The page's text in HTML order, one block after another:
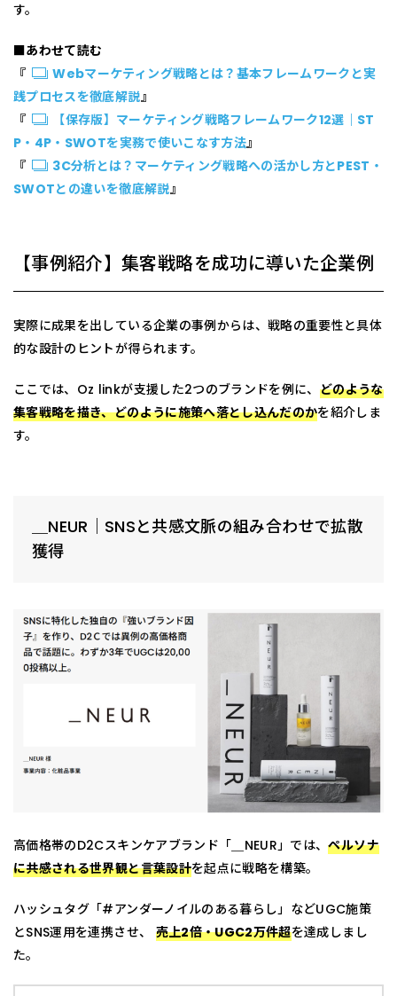
す。
■あわせて読む
『
Webマーケティング戦略とは？基本フレームワークと実
践プロセスを徹底解説』
『
【保存版】マーケティング戦略フレームワーク12選｜ST
P・4P・SWOTを実務で使いこなす方法』
『
3C分析とは？マーケティング戦略への活かし方とPEST・
SWOTとの違いを徹底解説』
【事例紹介】集客戦略を成功に導いた企業例
実際に成果を出している企業の事例からは、戦略の重要性と具体
的な設計のヒントが得られます。
ここでは、Oz linkが支援した2つのブランドを例に、 どのような
集客戦略を描き、どのように施策へ落とし込んだのかを紹介しま
す。
＿NEUR｜SNSと共感文脈の組み合わせで拡散
獲得
高価格帯のD2Cスキンケアブランド「＿NEUR」では、ペルソナ
に共感される世界観と言葉設計を起点に戦略を構築。
ハッシュタグ「#アンダーノイルのある暮らし」などUGC施策
とSNS運用を連携させ、 売上2倍・UGC2万件超を達成しまし
た。